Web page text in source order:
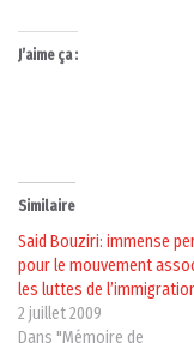
J’aime ça :
Similaire
Said Bouziri: immense
pour le mouvement
les luttes de
2 juillet 2009
Dans "Mémoire de